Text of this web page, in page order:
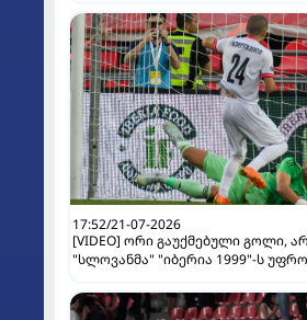
17:52/21-07-2026
[VIDEO] ორი გაუქმებული გოლი,
"სლოვანმა" "იბერია 1999"-ს